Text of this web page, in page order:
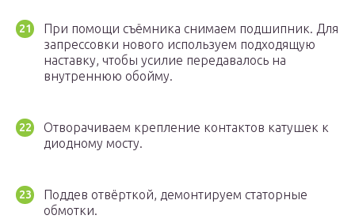
При помощи съёмника снимаем подшипник. Для
запрессовки нового используем подходящую
наставку, чтобы усилие передавалось на
внутреннюю обойму.
Отворачиваем крепление контактов катушек к
диодному мосту.
Поддев отвёрткой, демонтируем статорные
обмотки.